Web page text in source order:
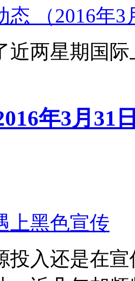
态 （2016年
近两星期国
年3月31
上黑色宣传
投入还是在